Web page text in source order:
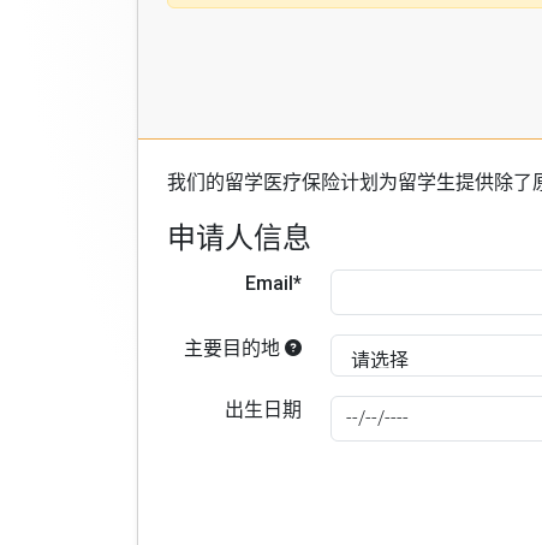
我们的留学医疗保险计划 为留学生提供除了
申请人信息
Email*
主要目的地
出生日期